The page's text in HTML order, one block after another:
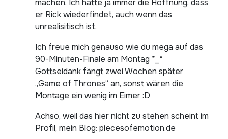
er Rick wiederfindet, auch wenn das
unrealisitisch ist.
Ich freue mich genauso wie du mega auf das
90-Minuten-Finale am Montag *_*
Gottseidank fängt zwei Wochen später
„Game of Thrones“ an, sonst wären die
Montage ein wenig im Eimer :D
Achso, weil das hier nicht zu stehen scheint im
Profil, mein Blog: piecesofemotion.de